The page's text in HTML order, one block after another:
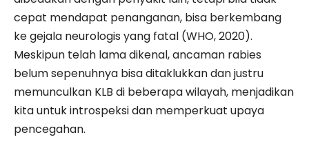
cepat mendapat penanganan, bisa berkembang
ke gejala neurologis yang fatal (WHO, 2020).
Meskipun telah lama dikenal, ancaman rabies
belum sepenuhnya bisa ditaklukkan dan justru
memunculkan KLB di beberapa wilayah, menjadikan
kita untuk introspeksi dan memperkuat upaya
pencegahan.